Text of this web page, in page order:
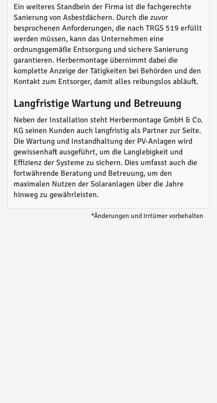
Ein weiteres Standbein der Firma ist die fachgerechte
Sanierung von Asbestdächern. Durch die zuvor
besprochenen Anforderungen, die nach TRGS 519 erfüllt
werden müssen, kann das Unternehmen eine
ordnungsgemäße Entsorgung und sichere Sanierung
garantieren. Herbermontage übernimmt dabei die
komplette Anzeige der Tätigkeiten bei Behörden und den
Kontakt zum Entsorger, damit alles reibungslos abläuft.
Langfristige Wartung und Betreuung
Neben der Installation steht Herbermontage GmbH & Co.
KG seinen Kunden auch langfristig als Partner zur Seite.
Die Wartung und Instandhaltung der PV-Anlagen wird
gewissenhaft ausgeführt, um die Langlebigkeit und
Effizienz der Systeme zu sichern. Dies umfasst auch die
fortwährende Beratung und Betreuung, um den
maximalen Nutzen der Solaranlagen über die Jahre
hinweg zu gewährleisten.
*Änderungen und Irrtümer vorbehalten